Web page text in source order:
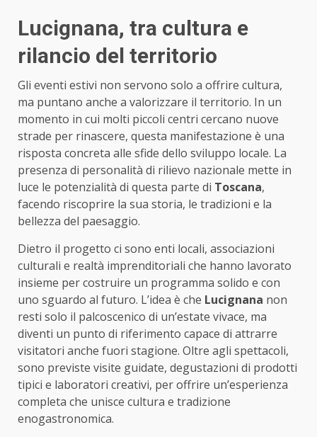
Lucignana, tra cultura e
rilancio del territorio
Gli eventi estivi non servono solo a offrire cultura,
ma puntano anche a valorizzare il territorio. In un
momento in cui molti piccoli centri cercano nuove
strade per rinascere, questa manifestazione è una
risposta concreta alle sfide dello sviluppo locale. La
presenza di personalità di rilievo nazionale mette in
luce le potenzialità di questa parte di Toscana,
facendo riscoprire la sua storia, le tradizioni e la
bellezza del paesaggio.
Dietro il progetto ci sono enti locali, associazioni
culturali e realtà imprenditoriali che hanno lavorato
insieme per costruire un programma solido e con
uno sguardo al futuro. L’idea è che Lucignana non
resti solo il palcoscenico di un’estate vivace, ma
diventi un punto di riferimento capace di attrarre
visitatori anche fuori stagione. Oltre agli spettacoli,
sono previste visite guidate, degustazioni di prodotti
tipici e laboratori creativi, per offrire un’esperienza
completa che unisce cultura e tradizione
enogastronomica.